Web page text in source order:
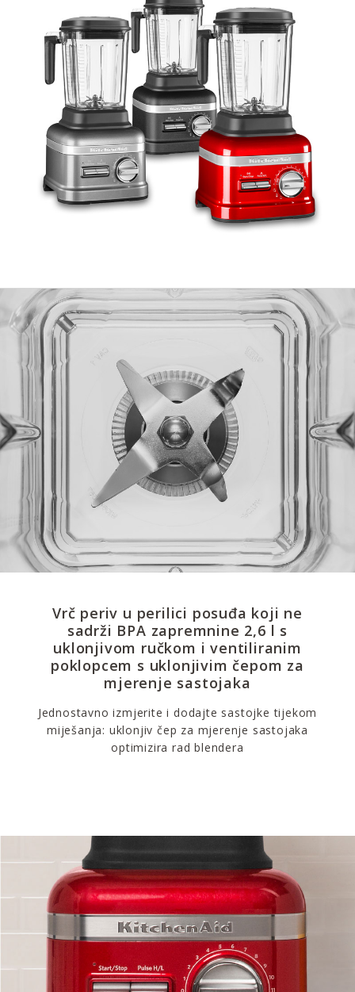
Vrč periv u perilici posuđa koji ne
sadrži BPA zapremnine 2,6 l s
uklonjivom ručkom i ventiliranim
poklopcem s uklonjivim čepom za
mjerenje sastojaka
Jednostavno izmjerite i dodajte sastojke tijekom
miješanja: uklonjiv čep za mjerenje sastojaka
optimizira rad blendera